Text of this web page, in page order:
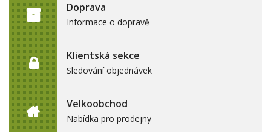
Doprava
Informace o dopravě
Klientská sekce
Sledování objednávek
Velkoobchod
Nabídka pro prodejny